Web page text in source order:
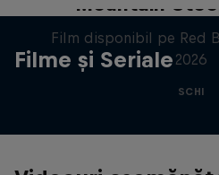
Filme și Seriale
Film disponibil pe Red
2026
SCHI